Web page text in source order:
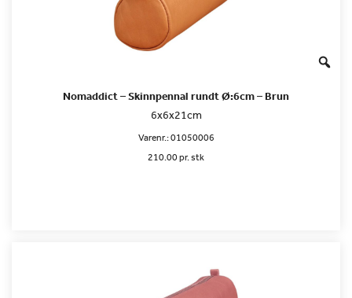
Nomaddict – Skinnpennal rundt Ø:6cm – Brun
6x6x21cm
Varenr.:01050006
210.00 pr. stk